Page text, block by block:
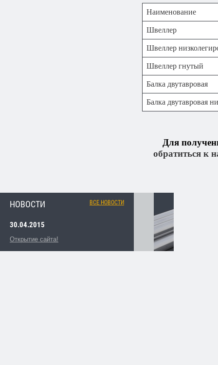
Наименование
Швеллер
Швеллер
Швеллер гнутый
Балка двутавровая
Балка двутавровая
Для
обратиться к
НОВОСТИ ВСЕ НОВОСТИ
30.04.2015
Открытие сайта!